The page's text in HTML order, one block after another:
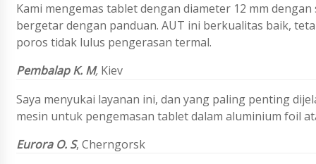
Kami mengemas tablet dengan diameter 12 mm
bergetar dengan panduan. AUT ini berkualitas baik,
poros tidak lulus pengerasan termal.
Pembalap K. M, Kiev
Saya menyukai layanan ini, dan yang paling penting
mesin untuk pengemasan tablet dalam aluminium foil
Eurora O. S, Cherngorsk